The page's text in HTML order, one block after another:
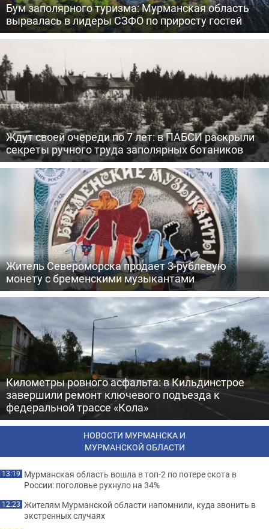
Бум заполярного туризма: Мурманская область
вырвалась в лидеры СЗФО по приросту гостей
Ждут своей очереди по 7 лет: в ПАБСИ раскрыли
секреты ручного труда заполярных ботаников
Житель Североморска продает 3-рублевую
монету с бременскими музыкантами
Километры ровного асфальта: в Кильдинстрое
завершили ремонт ключевого подъезда к
федеральной трассе «Кола»
НОВОСТИ МУРМАНСКА И
МУРМАНСКОЙ ОБЛАСТИ
13:19 Мурманская область вошла в топ-2 по потере скота в
России: поголовье рухнуло на 34%
12:23 Жителям Мурманской области напомнили, куда звонить в
экстренных случаях